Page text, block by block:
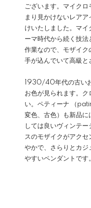
ございます。マイク
まり見かけないレア
けいたしました。マイ
ーマ時代から続く技
作業なので、モザイ
手が込んでいて高級と
1930/40年代の古い
お色が見られます。ク
い。ペティーナ （
変色、古色）も新品に
しては良いヴィンテ
スのモザイクがアク
やかで、さらりとカ
やすいペンダントです。